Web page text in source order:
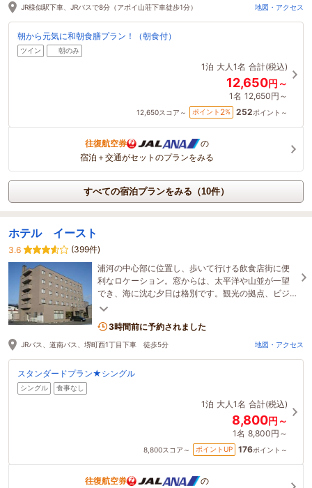
JR様似駅下車、JRバスで8分（アポイ山荘下車徒歩1分） 地図・アクセス
朝から元気に和朝食膳プラン！（朝食付）
ツイン 朝のみ
1泊 大人1名 合計(税込)
12,650円～
1名 12,650円～
12,650スコア～ ポイント 2% 252ポイント～
往復航空券
の
宿泊＋交通がセットのプランをみる
すべての宿泊プランをみる（10件）
ホテル イースト
3.6
(399件)
浦河の中心部に位置し、歩いて行ける飲食店街に便
利なロケーション。窓からは、太平洋や山並が一望
でき、海に沈む夕日は格別です。観光の拠点、ビジ
ネスにも最適なシンプルなビジネスホテルです。
3時間前に予約されました
JRバス、道南バス、堺町西1丁目下車 徒歩5分 地図・アクセス
スタンダードプラン★シングル
シングル 食事なし
1泊 大人1名 合計(税込)
8,800円～
1名 8,800円～
8,800スコア～ ポイントUP 176ポイント～
往復航空券
の